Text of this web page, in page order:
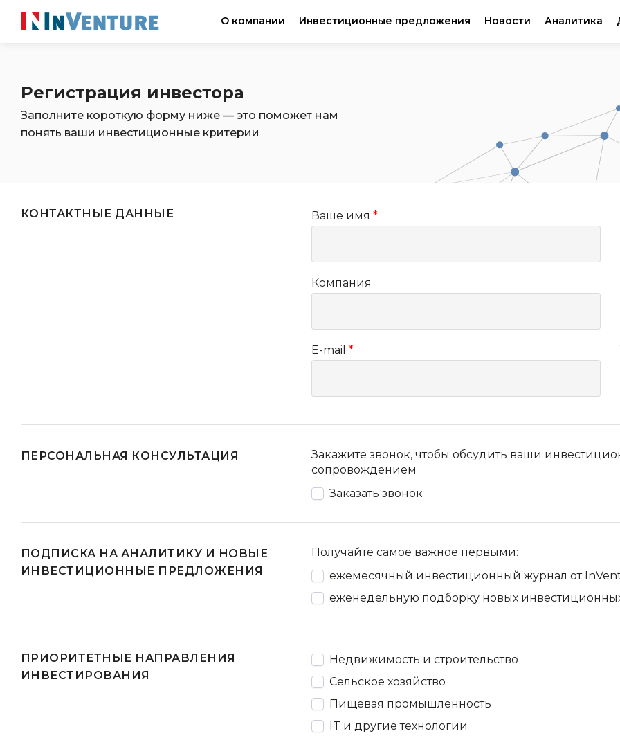
О компании Инвестиционные предложения Новости Аналитика
Регистрация инвестора
Заполните короткую форму ниже — это поможет нам
понять ваши инвестиционные критерии
КОНТАКТНЫЕ ДАННЫЕ Ваше имя *
Компания
E-mail *
ПЕРСОНАЛЬНАЯ КОНСУЛЬТАЦИЯ
Закажите звонок, чтобы обсудить ваши
сопровождением
Заказать звонок
ПОДПИСКА НА АНАЛИТИКУ И НОВЫЕ
ИНВЕСТИЦИОННЫЕ ПРЕДЛОЖЕНИЯ
Получайте самое важное первыми:
ежемесячный инвестиционный журнал от
еженедельную подборку новых
ПРИОРИТЕТНЫЕ НАПРАВЛЕНИЯ
ИНВЕСТИРОВАНИЯ
Недвижимость и строительство
Сельское хозяйство
Пищевая промышленность
IT и другие технологии